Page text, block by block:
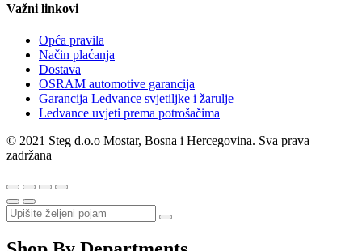
Važni linkovi
Opća pravila
Način plaćanja
Dostava
OSRAM automotive garancija
Garancija Ledvance svjetiljke i žarulje
Ledvance uvjeti prema potrošačima
© 2021 Steg d.o.o Mostar, Bosna i Hercegovina. Sva prava
zadržana